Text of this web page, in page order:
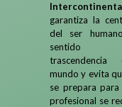
garantiza la
del ser
mundo y evita
se prepara
profesional se